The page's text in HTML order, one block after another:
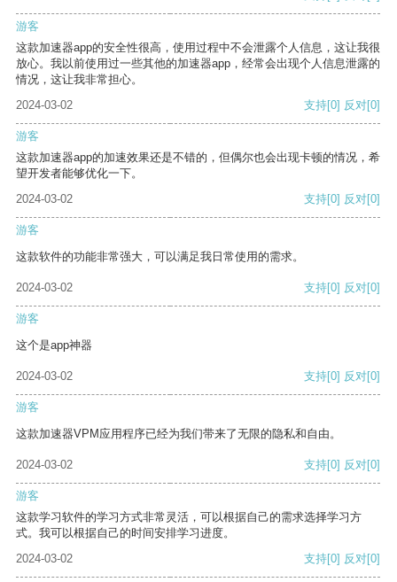
游客
这款加速器app的安全性很高，使用过程中不会泄露个人信息，这让我很
放心。我以前使用过一些其他的加速器app，经常会出现个人信息泄露的
情况，这让我非常担心。
2024-03-02
支持[0] 反对[0]
游客
这款加速器app的加速效果还是不错的，但偶尔也会出现卡顿的情况，希
望开发者能够优化一下。
2024-03-02
支持[0] 反对[0]
游客
这款软件的功能非常强大，可以满足我日常使用的需求。
2024-03-02 支持[0] 反对[0]
游客
这个是app神器
2024-03-02 支持[0] 反对[0]
游客
这款加速器VPM应用程序已经为我们带来了无限的隐私和自由。
2024-03-02 支持[0] 反对[0]
游客
这款学习软件的学习方式非常灵活，可以根据自己的需求选择学习方
式。我可以根据自己的时间安排学习进度。
2024-03-02
支持[0] 反对[0]